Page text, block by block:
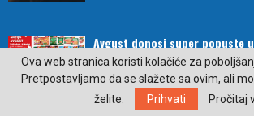
Avgust donosi super popuste
„Slatkim kućama“
03/08/2026
Ova web stranica koristi kolačiće za
Pretpostavljamo da se slažete sa ovim, ali
želite.
Prihvati Pročitaj